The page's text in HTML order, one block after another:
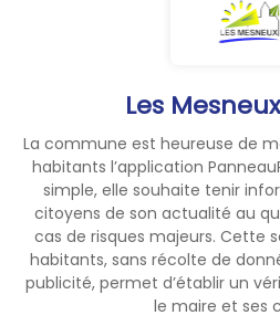
Les
La commune est heureuse de
habitants l’application
simple, elle souhaite tenir
citoyens de son actualité au
cas de risques majeurs. Cette
habitants, sans récolte de
publicité, permet d’établir un
le maire et ses